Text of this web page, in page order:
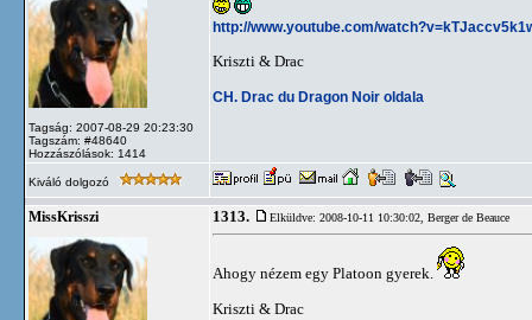
Tagság: 2007-08-29 20:23:30
Tagszám: #48640
Hozzászólások: 1414
http://www.youtube.com/
Kriszti & Drac
CH. Drac du Dragon Noir oldala
Kiváló dolgozó
MissKrisszi 1313. Elküldve: 2008-10-11 10:30:02, Berger de Beauce
Ahogy nézem egy Platoon gyerek.
Kriszti & Drac